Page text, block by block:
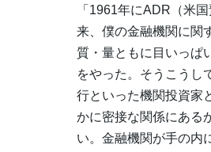
「1961年にADR（米
来、僕の金融機関に関
質・量ともに目いっぱ
をやった。そうこうし
行といった機関投資家
かに密接な関係にある
い。金融機関が手の内